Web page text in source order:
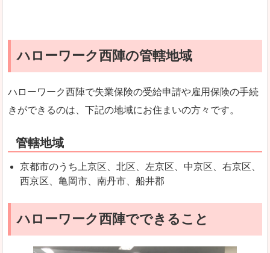
ハローワーク西陣の管轄地域
ハローワーク西陣で失業保険の受給申請や雇用保険の手続
きができるのは、下記の地域にお住まいの方々です。
管轄地域
京都市のうち上京区、北区、左京区、中京区、右京区、
西京区、亀岡市、南丹市、船井郡
ハローワーク西陣でできること